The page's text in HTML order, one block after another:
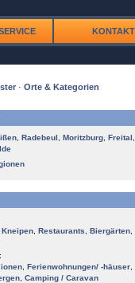
KONTAKT
· Orte & Kategorien
Radebeul Moritzburg Freital
Kneipen Restaurants Biergärten
Ferienwohnungen/ -häuser
Camping / Caravan